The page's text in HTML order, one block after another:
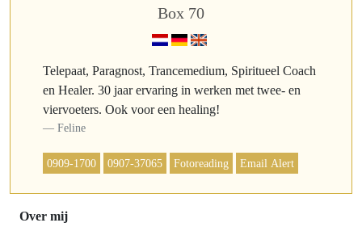
Box 70
Telepaat, Paragnost, Trancemedium, Spiritueel Coach
en Healer. 30 jaar ervaring in werken met twee- en
viervoeters. Ook voor een healing!
Feline
0909-1700 0907-37065 Fotoreading Email Alert
Over mij